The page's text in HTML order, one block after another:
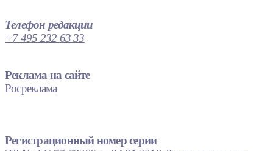
Телефон редакции
+7 495 232 63 33
Реклама на сайте
Росреклама
Регистрационный номер серии